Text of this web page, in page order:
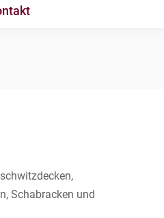
Schabracken und